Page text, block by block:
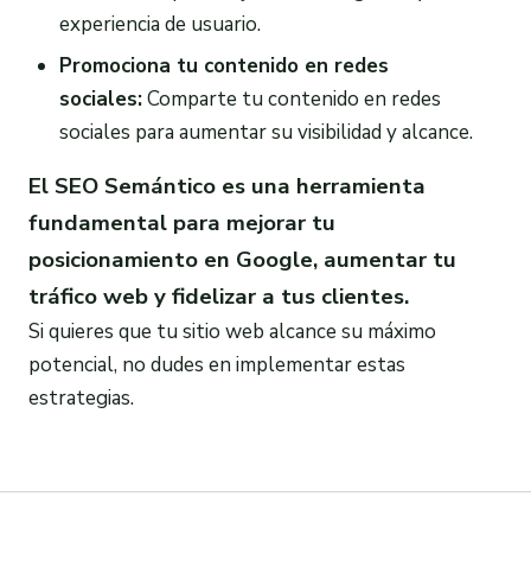
experiencia de usuario.
Promociona tu contenido en redes
sociales:Comparte tu contenido en redes
sociales para aumentar su visibilidad y alcance.
El SEO Semántico es una herramienta
fundamental para mejorar tu
posicionamiento en Google, aumentar tu
tráfico web y fidelizar a tus clientes.
Si quieres que tu sitio web alcance su máximo
potencial, no dudes en implementar estas
estrategias.